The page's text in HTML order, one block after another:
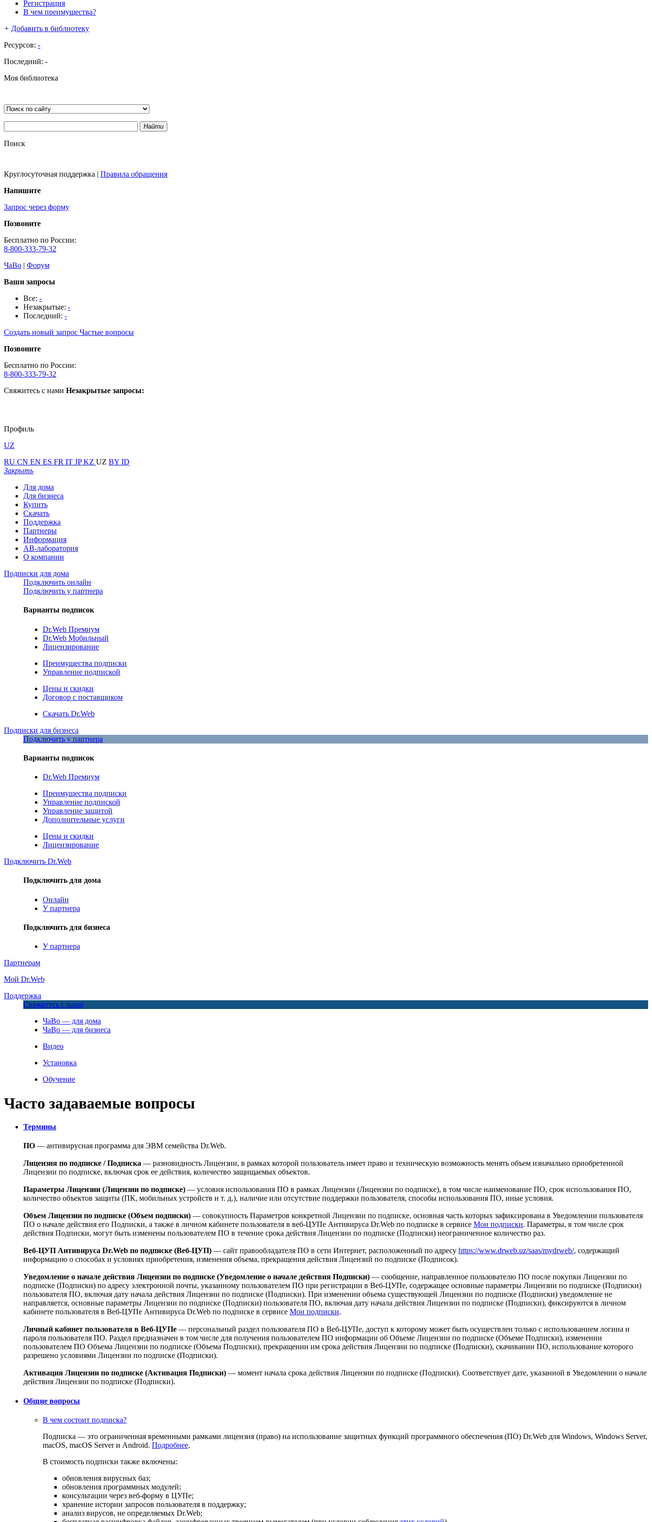
Регистрация
В чем преимущества?
+ Добавить в библиотеку
Ресурсов: -
Последний: -
Моя библиотека
Найти
Поиск
Круглосуточная поддержка | Правила обращения
Напишите
Запрос через форму
Позвоните
Бесплатно по России:
8-800-333-79-32
ЧаВо | Форум
Ваши запросы
Все: -
Незакрытые: -
Последний: -
Создать новый запрос Частые вопросы
Позвоните
Бесплатно по России:
8-800-333-79-32
Свяжитесь с нами Незакрытые запросы:
Профиль
UZ
RU CN EN ES FR IT JPKZ UZ BY ID
Закрыть
Для дома
Для бизнеса
Купить
Скачать
Поддержка
Партнеры
Информация
АВ-лаборатория
О компании
Подписки для дома
Подключить онлайн
Подключить у партнера
Варианты подписок
Dr.Web Премиум
Dr.Web Мобильный
Лицензирование
Преимущества подписки
Управление подпиской
Цены и скидки
Договор с поставщиком
Скачать Dr.Web
Подписки для бизнеса
Подключить у партнера
Варианты подписок
Dr.Web Премиум
Преимущества подписки
Управление подпиской
Управление защитой
Дополнительные услуги
Цены и скидки
Лицензирование
Подключить Dr.Web
Подключить для дома
Онлайн
У партнера
Подключить для бизнеса
У партнера
Партнерам
Мой Dr.Web
Поддержка
Свяжитесь с нами
ЧаВо — для дома
ЧаВо — для бизнеса
Видео
Установка
Обучение
Часто задаваемые вопросы
Термины
ПО — антивирусная программа для ЭВМ семейства Dr.Web.
Лицензия по подписке / Подписка — разновидность Лицензии, в рамках которой пользователь имеет право и техническую возможность менять объем изначально приобретенной
Лицензии по подписке, включая срок ее действия, количество защищаемых объектов.
Параметры Лицензии (Лицензии по подписке) — условия использования ПО в рамках Лицензии (Лицензии по подписке), в том числе наименование ПО, срок использования ПО,
количество объектов защиты (ПК, мобильных устройств и т. д.), наличие или отсутствие поддержки пользователя, способы использования ПО, иные условия.
Объем Лицензии по подписке (Объем подписки) — совокупность Параметров конкретной Лицензии по подписке, основная часть которых зафиксирована в Уведомлении пользователя
ПО о начале действия его Подписки, а также в личном кабинете пользователя в веб-ЦУПе Антивируса Dr.Web по подписке в сервисе Мои подписки. Параметры, в том числе срок
действия Подписки, могут быть изменены пользователем ПО в течение срока действия Лицензии по подписке (Подписки) неограниченное количество раз.
Веб-ЦУП Антивируса Dr.Web по подписке (Веб-ЦУП) — сайт правообладателя ПО в сети Интернет, расположенный по адресу https://www.drweb.uz/saas/mydrweb/, содержащий
информацию о способах и условиях приобретения, изменения объема, прекращения действия Лицензий по подписке (Подписок).
Уведомление о начале действия Лицензии по подписке (Уведомление о начале действия Подписки) — сообщение, направленное пользователю ПО после покупки Лицензии по
подписке (Подписки) по адресу электронной почты, указанному пользователем ПО при регистрации в Веб-ЦУПе, содержащее основные параметры Лицензии по подписке (Подписки)
пользователя ПО, включая дату начала действия Лицензии по подписке (Подписки). При изменении объема существующей Лицензии по подписке (Подписки) уведомление не
направляется, основные параметры Лицензии по подписке (Подписки) пользователя ПО, включая дату начала действия Лицензии по подписке (Подписки), фиксируются в личном
кабинете пользователя в Веб-ЦУПе Антивируса Dr.Web по подписке в сервисе Мои подписки.
Личный кабинет пользователя в Веб-ЦУПе — персональный раздел пользователя ПО в Веб-ЦУПе, доступ к которому может быть осуществлен только с использованием логина и
пароля пользователя ПО. Раздел предназначен в том числе для получения пользователем ПО информации об Объеме Лицензии по подписке (Объеме Подписки), изменении
пользователем ПО Объема Лицензии по подписке (Объема Подписки), прекращении им срока действия Лицензии по подписке (Подписки), скачивании ПО, использование которого
разрешено условиями Лицензии по подписке (Подписки).
Активация Лицензии по подписке (Активация Подписки) — момент начала срока действия Лицензии по подписке (Подписки). Соответствует дате, указанной в Уведомлении о начале
действия Лицензии по подписке (Подписки).
Общие вопросы
В чем состоит подписка?
Подписка — это ограниченная временными рамками лицензия (право) на использование защитных функций программного обеспечения (ПО) Dr.Web для Windows, Windows Server,
macOS, macOS Server и Android. Подробнее.
В стоимость подписки также включены:
обновления вирусных баз;
обновления программных модулей;
консультации через веб-форму в ЦУПе;
хранение истории запросов пользователя в поддержку;
анализ вирусов, не определяемых Dr.Web;